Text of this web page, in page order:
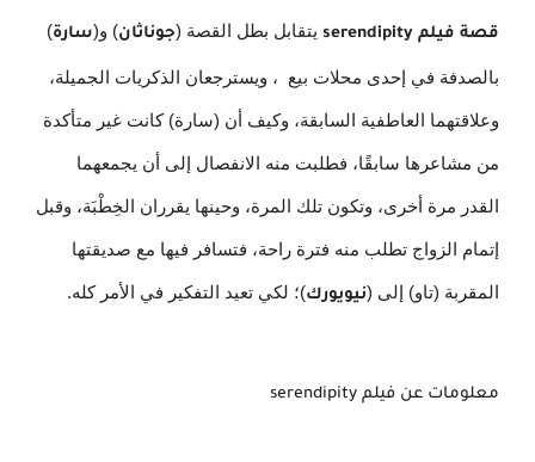
قصة فيلم serendipity يتقابل بطل القصة (جوناثان) و(سارة)
بالصدفة في إحدى محلات بيع ، ويسترجعان الذكريات الجميلة،
وعلاقتهما العاطفية السابقة، وكيف أن (سارة) كانت غير متأكدة
من مشاعرها سابقًا، فطلبت منه الانفصال إلى أن يجمعهما
القدر مرة أخرى، وتكون تلك المرة، وحينها يقرران الخِطْبَة، وقبل
إتمام الزواج تطلب منه فترة راحة، فتسافر فيها مع صديقتها
المقربة (تاو) إلى (نيويورك)؛ لكي تعيد التفكير في الأمر كله.
معلومات عن فيلم serendipity